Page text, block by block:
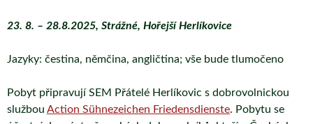
23. 8. – 28.8.2025, Strážné, Hořejší Herlíkovice
Jazyky: čestina, němčina, angličtina; vše bude tlumočeno
Pobyt připravují SEM Přátelé Herlíkovic s dobrovolnickou
službou Action Sühnezeichen Friedensdienste. Pobytu se